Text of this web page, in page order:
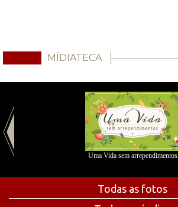
MÍDIATECA
Uma Vida sem arrependimentos
Todas as fotos